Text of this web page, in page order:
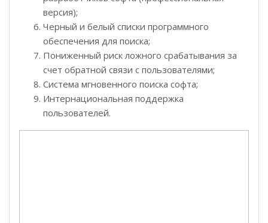
версия);
Черный и белый списки программного
обеспечения для поиска;
Пониженный риск ложного срабатывания за
счет обратной связи с пользователями;
Система мгновенного поиска софта;
Интернациональная поддержка
пользователей.